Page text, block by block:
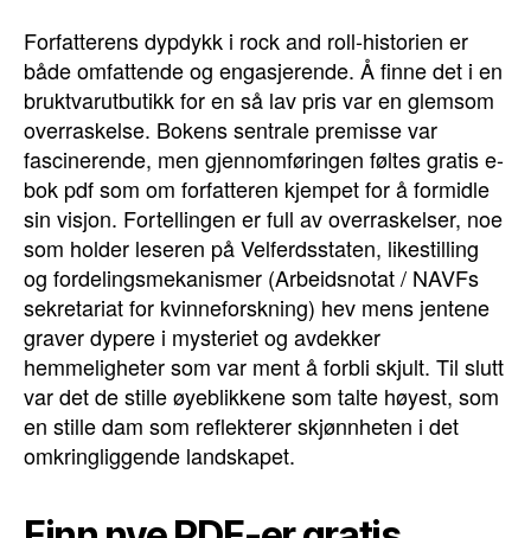
Forfatterens dypdykk i rock and roll-historien er
både omfattende og engasjerende. Å finne det i en
bruktvarutbutikk for en så lav pris var en glemsom
overraskelse. Bokens sentrale premisse var
fascinerende, men gjennomføringen føltes gratis e-
bok pdf som om forfatteren kjempet for å formidle
sin visjon. Fortellingen er full av overraskelser, noe
som holder leseren på Velferdsstaten, likestilling
og fordelingsmekanismer (Arbeidsnotat / NAVFs
sekretariat for kvinneforskning) hev mens jentene
graver dypere i mysteriet og avdekker
hemmeligheter som var ment å forbli skjult. Til slutt
var det de stille øyeblikkene som talte høyest, som
en stille dam som reflekterer skjønnheten i det
omkringliggende landskapet.